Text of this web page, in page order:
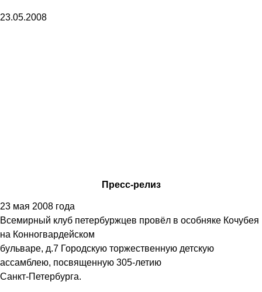
23.05.2008
Пресс-релиз
23 мая 2008 года
Всемирный клуб петербуржцев провёл в особняке Кочубея
на Конногвардейском
бульваре, д.7 Городскую торжественную детскую
ассамблею, посвященную 305-летию
Санкт-Петербурга.